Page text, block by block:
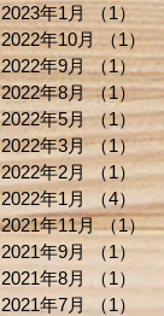
2023年1月
（1）
1
2022年10月
（1）1
2022年9月 （1）1
2022年8月 （1）1
2022年5月 （1）1
2022年3月 （1）1
2022年2月 （1）1
2022年1月 （4）
4
2021年11月 （1）1
2021年9月
（1）
2021年8月
（1）
2021年7月
（1）